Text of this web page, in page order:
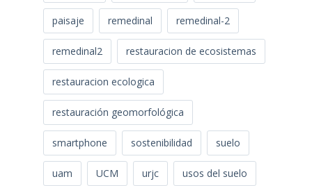
paisaje remedinal remedinal-2
remedinal2 restauracion de ecosistemas
restauracion ecologica
restauración geomorfológica
smartphone sostenibilidad suelo
uam UCM urjc usos del suelo